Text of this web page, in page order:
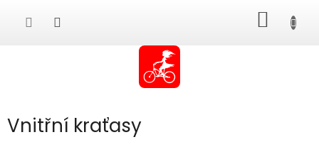
KOŠÍK
Vnitřní kraťasy